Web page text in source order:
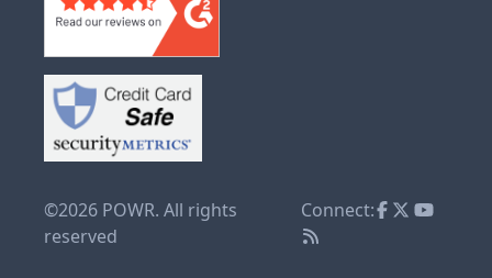
©2026 POWR. All rights
reserved
Connect: